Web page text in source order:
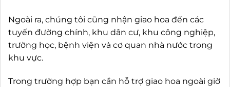
Ngoài ra, chúng tôi cũng nhận giao hoa đến các
tuyến đường chính, khu dân cư, khu công nghiệp,
trường học, bệnh viện và cơ quan nhà nước trong
khu vực.
Trong trường hợp bạn cần hỗ trợ giao hoa ngoài giờ